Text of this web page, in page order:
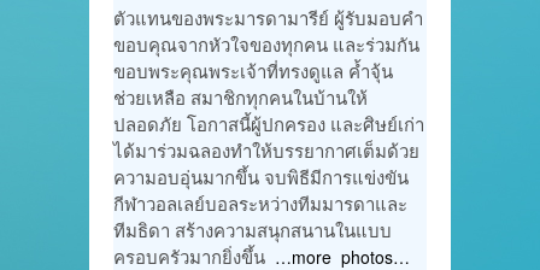
ตัวแทนของพระมารดามารีย์ ผู้รับมอบคำ
ขอบคุณจากหัวใจของทุกคน และร่วมกัน
ขอบพระคุณพระเจ้าที่ทรงดูแล ค้ำจุ้น
ช่วยเหลือ สมาชิกทุกคนในบ้านให้
ปลอดภัย โอกาสนี้ผู้ปกครอง และศิษย์เก่า
ได้มาร่วมฉลองทำให้บรรยากาศเต็มด้วย
ความอบอุ่นมากขึ้น จบพิธีมีการแข่งขัน
กีฬาวอลเลย์บอลระหว่างทีมมารดาและ
ทีมธิดา สร้างความสนุกสนานในแบบ
ครอบครัวมากยิ่งขึ้น …more photos…